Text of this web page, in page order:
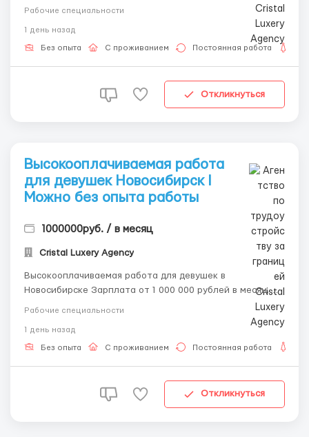
Наши контакты: • Telegram: @ALENACarat •
наш менеджер ответит на все ваши вопросы и развеет
ваши страхи и сомнения. Обладаете приятн...
Рабочие специальности
1 день назад
Без опыта С проживанием Постоянная работа
Откликнуться
Высокооплачиваемая работа
для девушек Новосибирcк l
Можно без опыта работы
1000000руб. / в месяц
Cristal Luxery Agency
Высокооплачиваемая работа для девушек в
Новосибирске Зарплата от 1 000 000 рублей в месяц.
Наши контакты: • Telegram: @ALENACarat •
наш менеджер ответит на все ваши вопросы и развеет
ваши страхи и сомнения. Вы можете зараб...
Рабочие специальности
1 день назад
Без опыта С проживанием Постоянная работа
Откликнуться